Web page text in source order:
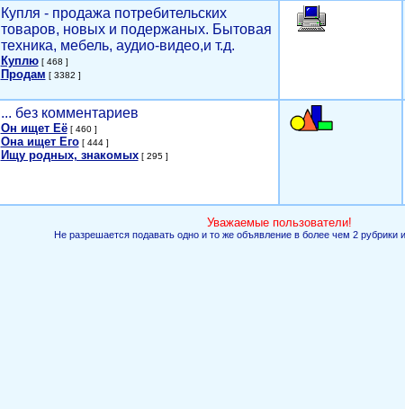
Купля - продажа потребительских
товаров, новых и подержаных. Бытовая
техника, мебель, аудио-видео,и т.д.
Куплю[ 468 ]
Продам [ 3382 ]
... без комментариев
Он ищет Её[ 460 ]
Она ищет Его[ 444 ]
Ищу родных, знакомых[ 295 ]
Уважаемые пользователи!
Не разрешается подавать одно и то же объявление в более чем 2 рубрики